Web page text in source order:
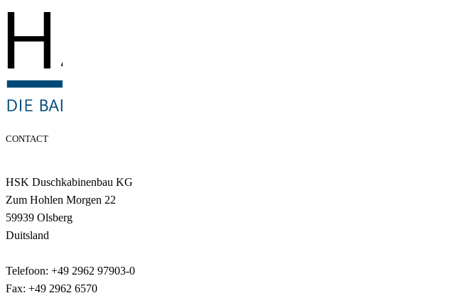
CONTACT
HSK Duschkabinenbau KG
Zum Hohlen Morgen 22
59939 Olsberg
Duitsland
Telefoon: +49 2962 97903-0
Fax: +49 2962 6570